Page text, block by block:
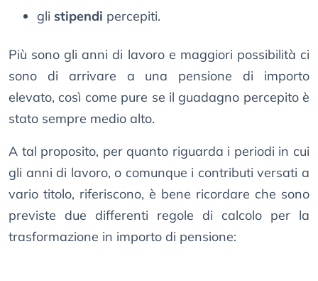
gli stipendi percepiti.
Più sono gli anni di lavoro e maggiori possibilità ci
sono di arrivare a una pensione di importo
elevato, così come pure se il guadagno percepito è
stato sempre medio alto.
A tal proposito, per quanto riguarda i periodi in cui
gli anni di lavoro, o comunque i contributi versati a
vario titolo, riferiscono, è bene ricordare che sono
previste due differenti regole di calcolo per la
trasformazione in importo di pensione: